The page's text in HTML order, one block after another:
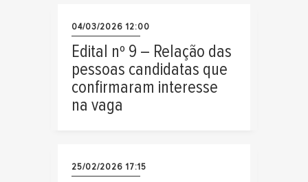
04/03/2026 12:00
Edital nº 9 – Relação das
pessoas candidatas que
confirmaram interesse
na vaga
25/02/2026 17:15